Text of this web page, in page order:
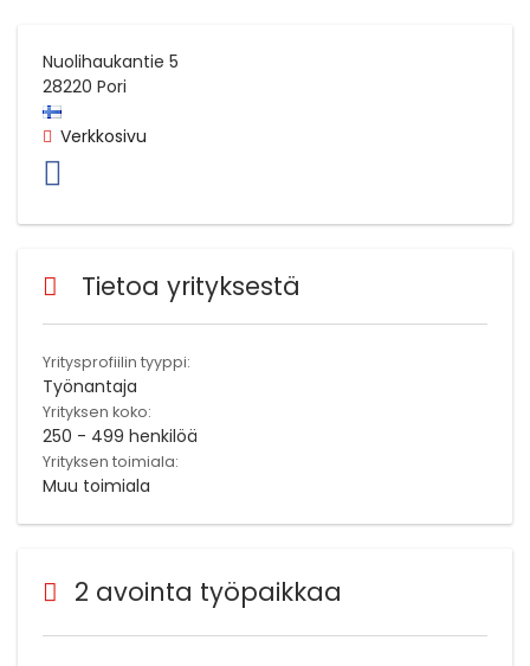
Nuolihaukantie 5
28220 Pori
Verkkosivu
Tietoa yrityksestä
Yritysprofiilin tyyppi:
Työnantaja
Yrityksen koko:
250 - 499 henkilöä
Yrityksen toimiala:
Muu toimiala
2 avointa työpaikkaa